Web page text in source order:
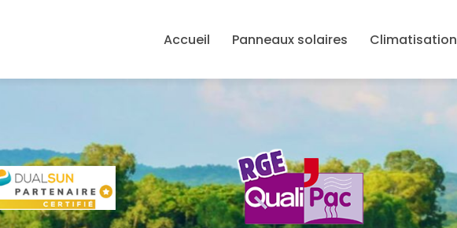
Accueil
Panneaux solaires Climatisation